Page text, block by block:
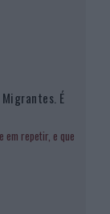
Migrantes. É
em repetir, e que